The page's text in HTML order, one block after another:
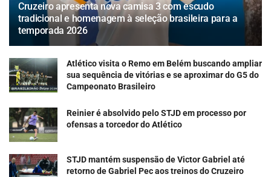
Cruzeiro apresenta nova camisa 3 com escudo
tradicional e homenagem à seleção brasileira para a
temporada 2026
Atlético visita o Remo em Belém buscando ampliar
sua sequência de vitórias e se aproximar do G5 do
Campeonato Brasileiro
Reinier é absolvido pelo STJD em processo por
ofensas a torcedor do Atlético
STJD mantém suspensão de Victor Gabriel até
retorno de Gabriel Pec aos treinos do Cruzeiro